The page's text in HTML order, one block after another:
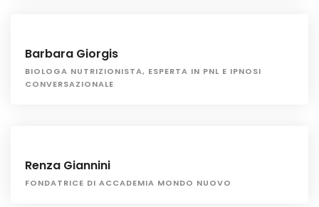
Barbara Giorgis
BIOLOGA NUTRIZIONISTA, ESPERTA IN PNL E IPNOSI
CONVERSAZIONALE
Renza Giannini
FONDATRICE DI ACCADEMIA MONDO NUOVO